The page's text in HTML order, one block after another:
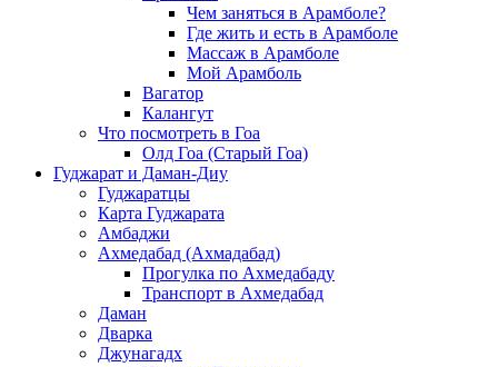
Чем заняться в Арамболе?
Где жить и есть в Арамболе
Массаж в Арамболе
Мой Арамболь
Вагатор
Калангут
Что посмотреть в Гоа
Олд Гоа (Старый Гоа)
Гуджарат и Даман-Диу
Гуджаратцы
Карта Гуджарата
Амбаджи
Ахмедабад (Ахмадабад)
Прогулка по Ахмедабаду
Транспорт в Ахмедабад
Даман
Дварка
Джунагадх